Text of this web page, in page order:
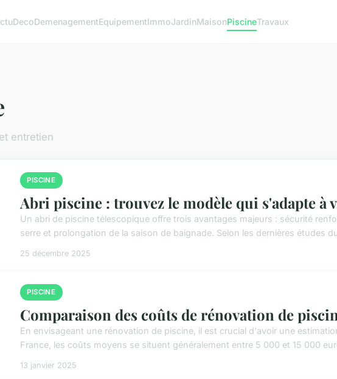
DecoDemenagementEquipementImmoJardinMaisonPiscineTravaux
entretien
PISCINE
Abri piscine : trouvez le modèle qui s'adapte à
Un abri de piscine télescopique offre trois avantages majeurs : sécurité
serre et prolongation de la saison de baignade. Selon les dernières études
25 décembre 2025
PISCINE
Comparaison des coûts de rénovation de
En envisageant une rénovation de piscine, il est crucial d'avoir une
France, les coûts moyens se situent généralement entre 5 000 et 15 000
13 janvier 2025